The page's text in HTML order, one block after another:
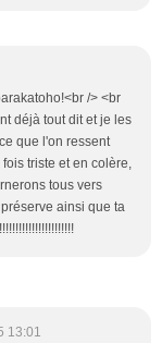
/> <br
déjà tout dit et je les
que l'on ressent
triste et en colère,
tous vers
ainsi que ta
13:01